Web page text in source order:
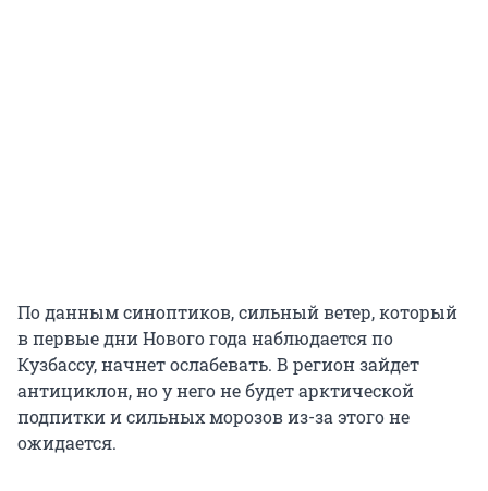
По данным синоптиков, сильный ветер, который
в первые дни Нового года наблюдается по
Кузбассу, начнет ослабевать. В регион зайдет
антициклон, но у него не будет арктической
подпитки и сильных морозов из-за этого не
ожидается.